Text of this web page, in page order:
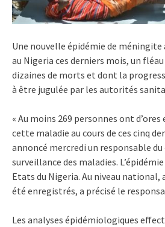
Une nouvelle épidémie de
au Nigeria ces derniers mois, un
dizaines de morts et dont la
à être jugulée par les autorités
« Au moins 269 personnes ont d’ores
cette maladie au cours de ces cinq
annoncé mercredi un responsable
surveillance des maladies.
Etats du Nigeria. Au niveau national,
été enregistrés, a précisé le
Les analyses épidémiologiques